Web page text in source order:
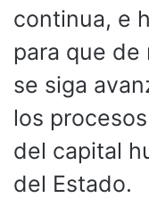
continua, e
para que de
se siga
los
del capital
del Estado.